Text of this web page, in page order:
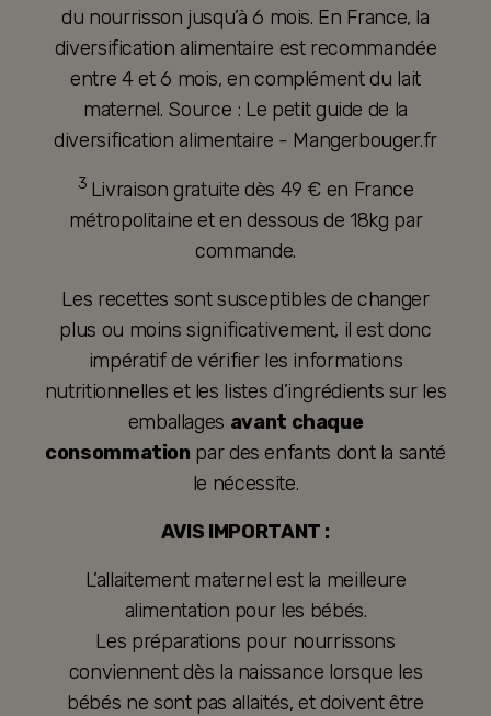
du nourrisson jusqu’à 6 mois. En France, la
diversification alimentaire est recommandée
entre 4 et 6 mois, en complément du lait
maternel. Source : Le petit guide de la
diversification alimentaire - Mangerbouger.fr
3 Livraison gratuite dès 49 € en France
métropolitaine et en dessous de 18kg par
commande.
Les recettes sont susceptibles de changer
plus ou moins significativement, il est donc
impératif de vérifier les informations
nutritionnelles et les listes d’ingrédients sur les
emballages avant chaque
consommation par des enfants dont la santé
le nécessite.
AVIS IMPORTANT :
L’allaitement maternel est la meilleure
alimentation pour les bébés.
Les préparations pour nourrissons
conviennent dès la naissance lorsque les
bébés ne sont pas allaités, et doivent être